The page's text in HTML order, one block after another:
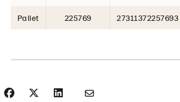
Pallet 225769 27311372257693